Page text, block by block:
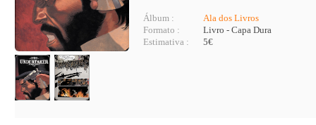
Álbum :
Ala dos Livros
Formato :
Livro - Capa Dura
Estimativa :
5€